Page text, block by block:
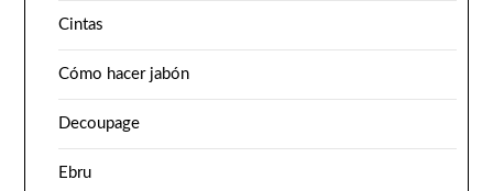
Cintas
Cómo hacer jabón
Decoupage
Ebru